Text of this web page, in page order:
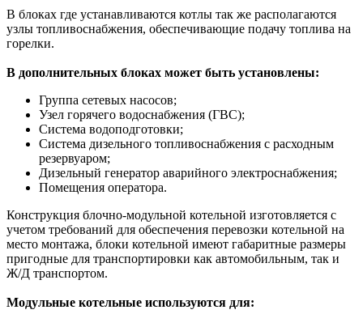
В блоках где устанавливаются котлы так же располагаются
узлы топливоснабжения, обеспечивающие подачу топлива на
горелки.
В дополнительных блоках может быть установлены:
Группа сетевых насосов;
Узел горячего водоснабжения (ГВС);
Система водоподготовки;
Система дизельного топливоснабжения с расходным
резервуаром;
Дизельный генератор аварийного электроснабжения;
Помещения оператора.
Конструкция блочно-модульной котельной изготовляется с
учетом требований для обеспечения перевозки котельной на
место монтажа, блоки котельной имеют габаритные размеры
пригодные для транспортировки как автомобильным, так и
Ж/Д транспортом.
Модульные котельные используются для: